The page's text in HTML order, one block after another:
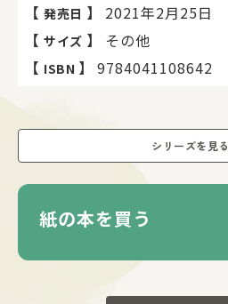
【 発売日 】
2021年2月25日
【 サイズ 】
その他
【 ISBN 】 9784041108642
シリーズを見る
紙の本を買う